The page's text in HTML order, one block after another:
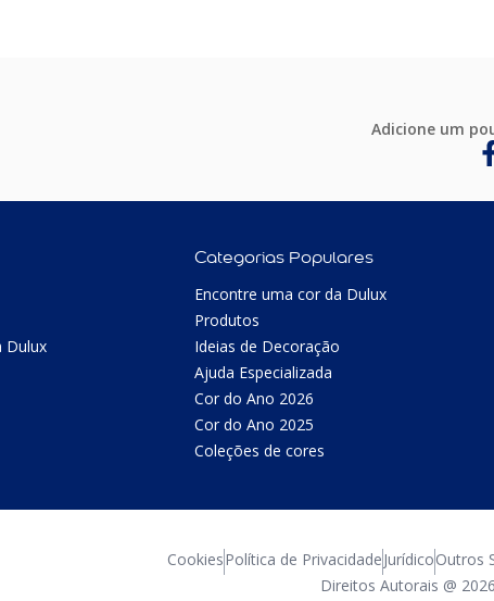
Adicione um
Dulux
Categorias Populares
Encontre uma cor da Dulux
Produtos
Ideias de Decoração
Ajuda Especializada
Cor do Ano 2026
Cor do Ano 2025
Coleções de cores
CookiesPolítica de PrivacidadeJurídicoOutros
Direitos Autorais @